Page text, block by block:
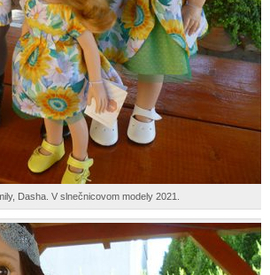
Dasha. V slnečnicovom modely 2021.